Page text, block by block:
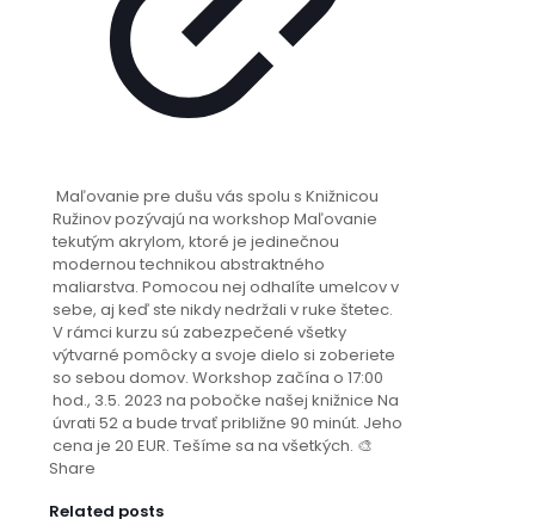
Maľovanie pre dušu vás spolu s Knižnicou
Ružinov pozývajú na workshop Maľovanie
tekutým akrylom, ktoré je jedinečnou
modernou technikou abstraktného
maliarstva. Pomocou nej odhalíte umelcov v
sebe, aj keď ste nikdy nedržali v ruke štetec.
V rámci kurzu sú zabezpečené všetky
výtvarné pomôckya svoje dielo si zoberiete
so sebou domov. Workshop začína o 17:00
hod., 3.5. 2023 na pobočke našej knižnice Na
úvrati 52 a bude trvať približne 90 minút. Jeho
cena je 20 EUR. Tešíme sa na všetkých. 🎨
Share
Related posts